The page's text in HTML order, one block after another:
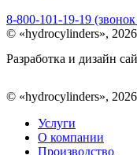
8-800-101-19-19
© «hydrocylinders», 2026
Разработка и дизайн
© «hydrocylinders», 2026
Услуги
О компании
Производство